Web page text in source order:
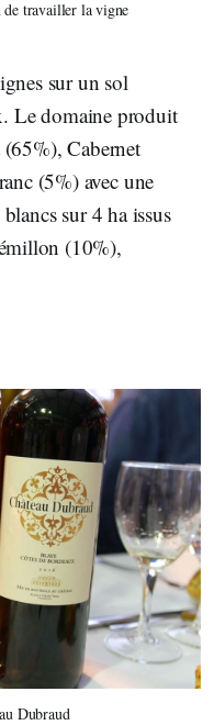
travailler la vigne
sur un sol
Le domaine produit
Cabernet
(5%) avec une
sur 4 ha issus
(10%),
Dubraud